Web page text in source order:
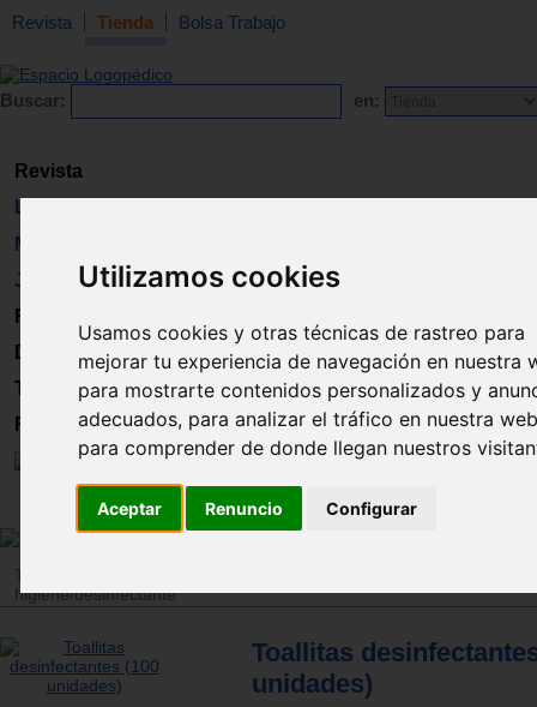
Utilizamos cookies
Usamos cookies y otras técnicas de rastreo para
mejorar tu experiencia de navegación en nuestra
para mostrarte contenidos personalizados y
adecuados, para analizar el tráfico en nuestra
para comprender de donde llegan nuestros
Aceptar Renuncio Configurar
Revista Tienda Bolsa Trabajo
Buscar: en:
Revista
Libros
Material
Juguetes
Formación
Directorio
Trabajo
Registro
Tienda
higiene/desinfectante
Toallitas
unidades)